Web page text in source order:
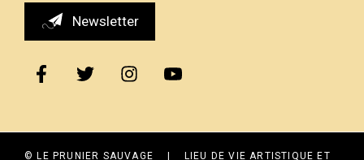
Newsletter
© LE PRUNIER SAUVAGE | LIEU DE VIE ARTISTIQUE ET